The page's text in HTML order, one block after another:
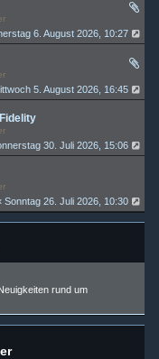
6. August 2026, 10:27
5. August 2026, 16:45
30. Juli 2026, 15:06
Sonntag 26. Juli 2026, 10:30
rund um